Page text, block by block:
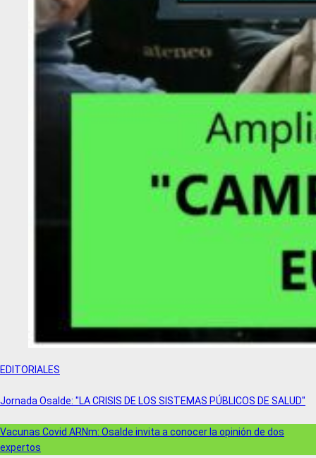
EDITORIALES
Jornada Osalde: "LA CRISIS DE LOS SISTEMAS PÚBLICOS DE SALUD"
Vacunas Covid ARNm: Osalde invita a conocer la opinión de dos
expertos